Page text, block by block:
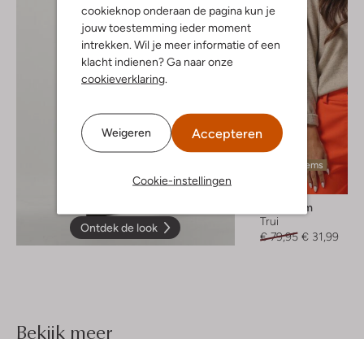
cookieknop onderaan de pagina kun je
jouw toestemming ieder moment
intrekken. Wil je meer informatie of een
klacht indienen? Ga naar onze
cookieverklaring
Weigeren Accepteren
Cookie-instellingen
Ontdek de look
Laatste items
Modström
Trui
€ 79,95 € 31,99
Bekijk meer